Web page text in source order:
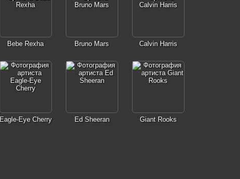
Bebe Rexha Bruno Mars Calvin Harris
Eagle-Eye Cherry Ed Sheeran Giant Rooks